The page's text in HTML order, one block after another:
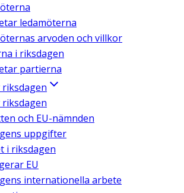
ledamöterna
arvoden och villkor
i riksdagen
partierna
och EU-nämnden
uppgifter
i riksdagen
EU
internationella arbete